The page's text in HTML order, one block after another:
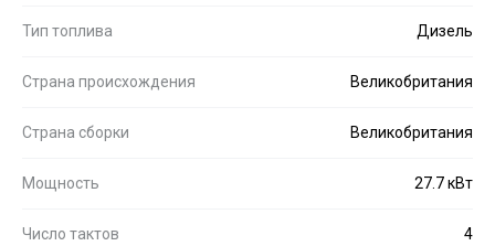
Тип топлива Дизель
Страна происхождения Великобритания
Страна сборки Великобритания
Мощность 27.7 кВт
Число тактов 4